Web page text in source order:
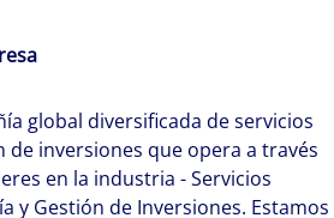
global diversificada de servicios
de inversiones que opera a través
en la industria - Servicios
y Gestión de Inversiones. Estamos